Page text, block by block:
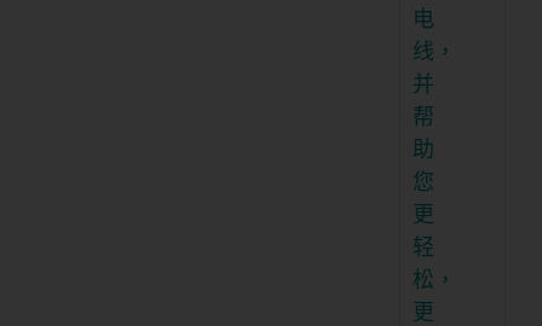
电
线，
并
帮
助
您
更
轻
松，
更